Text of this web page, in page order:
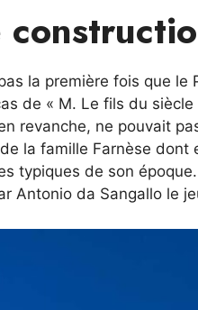
pas la première fois que
de « M. Le fils du
revanche, ne pouvait
la famille Farnèse dont
typiques de son
Antonio da Sangallo le